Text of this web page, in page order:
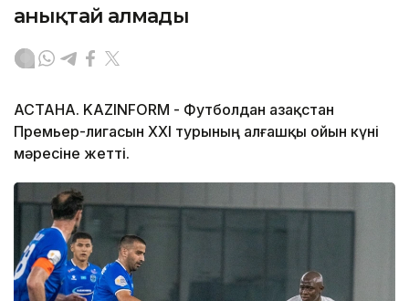
анықтай алмады
АСТАНА. KAZINFORM - Футболдан Қазақстан
Премьер-лигасын ХХІ турының алғашқы ойын күні
мәресіне жетті.